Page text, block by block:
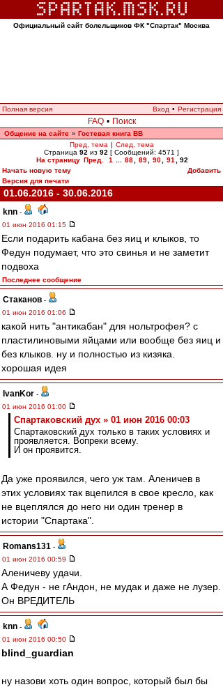
Официальный сайт болельщиков ФК "Спартак" Москва
Полная версия Вход • Регистрация
FAQ • Поиск
Общение на сайте » Гостевая книга ВВ
Пред. тема | След. тема
Страница 92 из 92 [ Сообщений: 4571 ]
На страницу Пред. 1 88 89 90 91
92
Начать новую тему
Добавить
Версия для печати
01.06.2016 - 30.06.2016
knn -
01 июн 2016 01:15
Если подарить кабана без яиц и клыков, то
Федун подумает, что это свинья и не заметит
подвоха
Последнее сообщение
Cтаканов -
01 июн 2016 01:06
какой нить "антикабан" для нольтрофея? с
пластилиновыми яйцами или вообще без яиц и
без клыков. ну и полностью из кизяка.
хорошая идея
IvanKor -
01 июн 2016 01:00
Спартаковский дух » 01 июн 2016 00:03
Спартаковский дух только в таких условиях и
проявляется. Вопреки всему.
И он проявится.
Да уже проявился, чего уж там. Аленичев в
этих условиях так вцепился в свое кресло, как
не вцеплялся до него ни один тренер в
истории "Спартака".
Romans131 -
01 июн 2016 00:59
Аленичеву удачи.
А Федун - не гАндон, не мудак и даже не лузер.
Он ВРЕДИТЕЛЬ
knn -
01 июн 2016 00:50
blind_guardian
ну назови хоть один вопрос, который был бы